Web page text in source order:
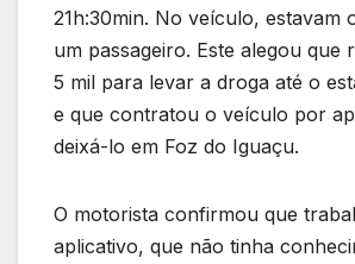
21h:30min. No veículo, estavam
um passageiro. Este alegou que
5 mil para levar a droga até o
e que contratou o veículo por
deixá-lo em Foz do Iguaçu.
O motorista confirmou que
aplicativo, que não tinha